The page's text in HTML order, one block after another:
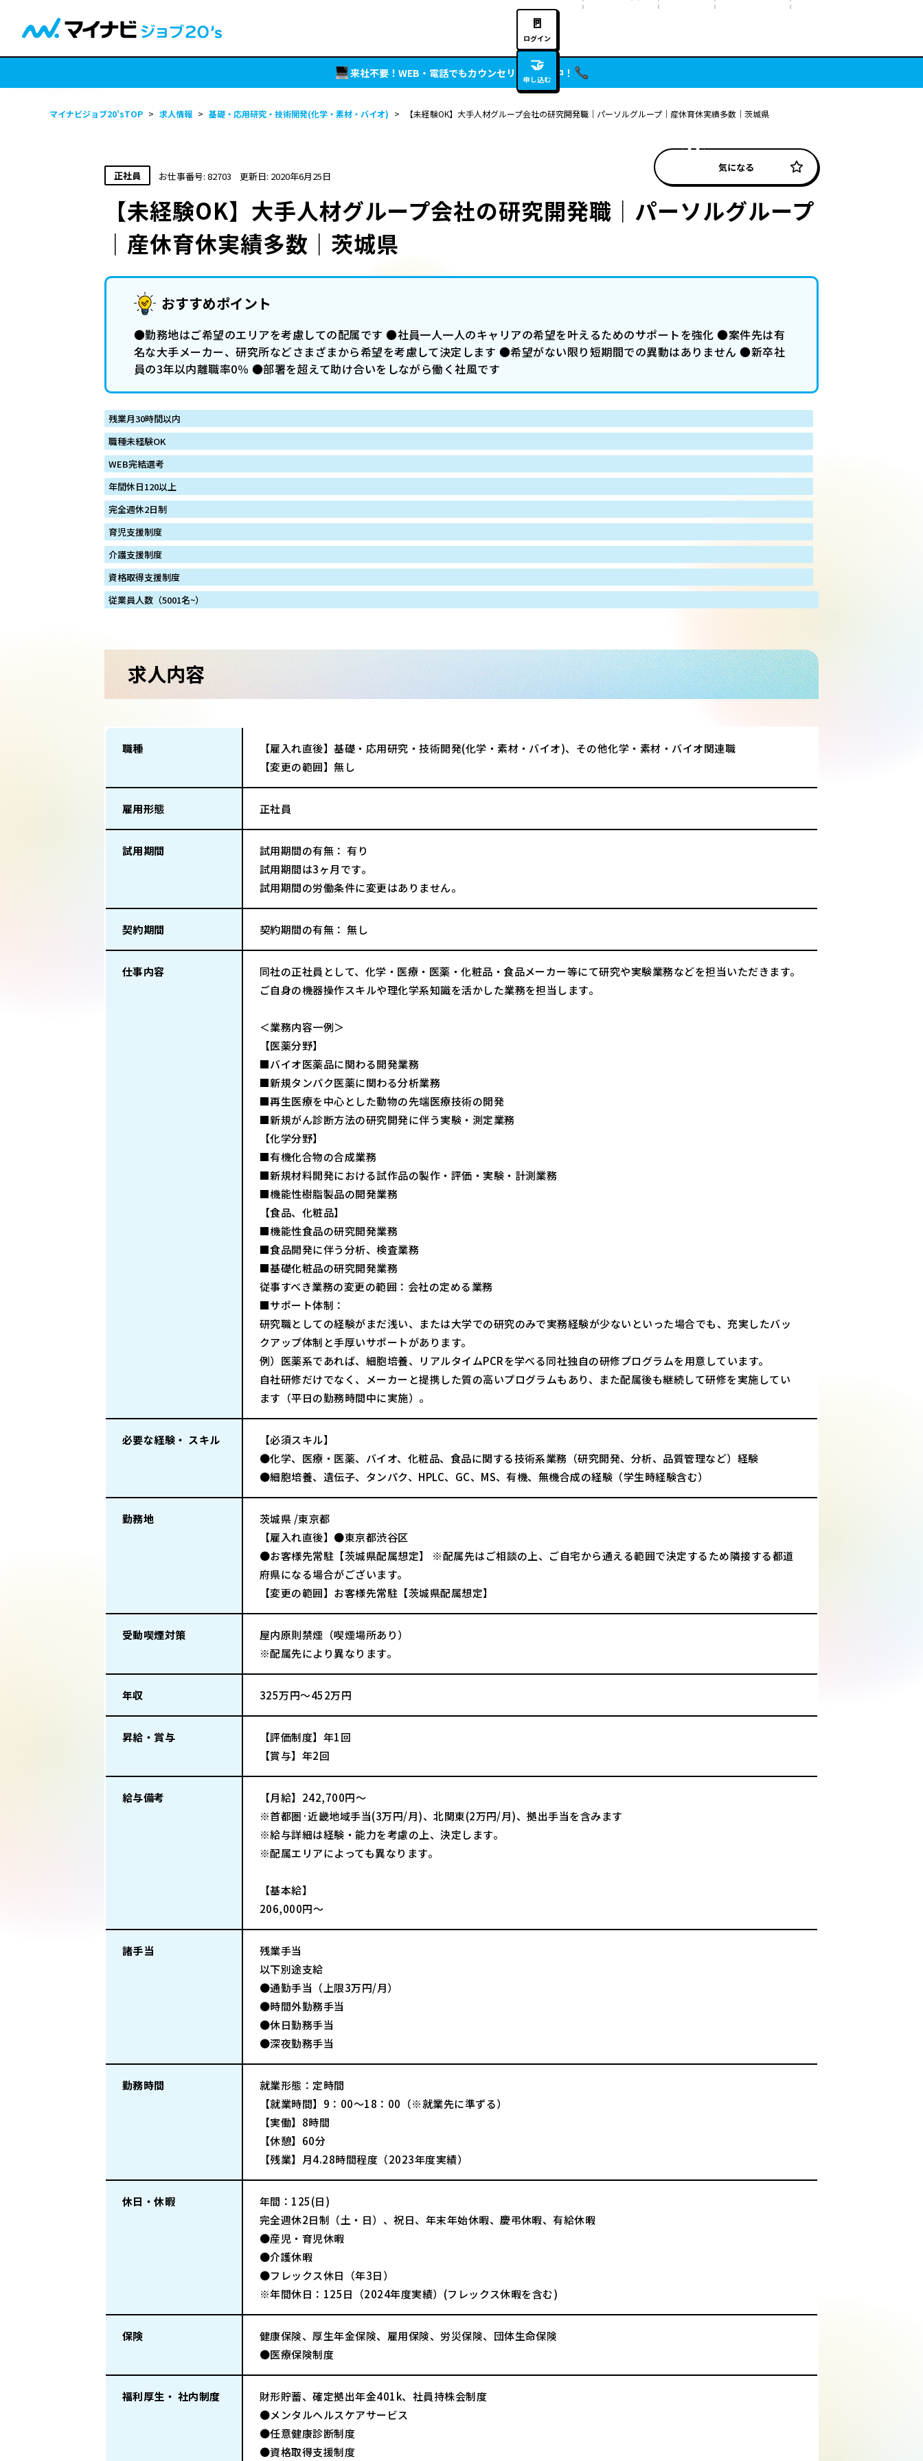
🚪
ログイン
🤝
申し込む
来社不要！WEB・電話でもカウンセリング実施中！
マイナビジョブ20’sTOP > 求人情報 > 基礎・応用研究・技術開発(化学・素材・バイオ) > 【未経験OK】大手人材グループ会社の研究開発職｜パーソルグループ｜産休育休実績多数｜茨城県
正社員 お仕事番号: 82703 更新日: 2020年6月25日
気になる
【未経験OK】大手人材グループ会社の研究開発職｜パーソルグループ
｜産休育休実績多数｜茨城県
おすすめポイント
●勤務地はご希望のエリアを考慮しての配属です ●社員一人一人のキャリアの希望を叶えるためのサポートを強化 ●案件先は有
名な大手メーカー、研究所などさまざまから希望を考慮して決定します ●希望がない限り短期間での異動はありません ●新卒社
員の3年以内離職率0％ ●部署を超えて助け合いをしながら働く社風です
残業月30時間以内
職種未経験OK
WEB完結選考
年間休日120以上
完全週休2日制
育児支援制度
介護支援制度
資格取得支援制度
従業員人数（5001名~）
求人内容
職種
【雇入れ直後】基礎・応用研究・技術開発(化学・素材・バイオ)、その他化学・素材・バイオ関連職
【変更の範囲】無し
雇用形態 正社員
試用期間
試用期間の有無： 有り
試用期間は3ヶ月です。
試用期間の労働条件に変更はありません。
契約期間 契約期間の有無： 無し
仕事内容
同社の正社員として、化学・医療・医薬・化粧品・食品メーカー等にて研究や実験業務などを担当いただきます。
ご自身の機器操作スキルや理化学系知識を活かした業務を担当します。
＜業務内容一例＞
【医薬分野】
■バイオ医薬品に関わる開発業務
■新規タンパク医薬に関わる分析業務
■再生医療を中心とした動物の先端医療技術の開発
■新規がん診断方法の研究開発に伴う実験・測定業務
【化学分野】
■有機化合物の合成業務
■新規材料開発における試作品の製作・評価・実験・計測業務
■機能性樹脂製品の開発業務
【食品、化粧品】
■機能性食品の研究開発業務
■食品開発に伴う分析、検査業務
■基礎化粧品の研究開発業務
従事すべき業務の変更の範囲：会社の定める業務
■サポート体制：
研究職としての経験がまだ浅い、または大学での研究のみで実務経験が少ないといった場合でも、充実したバッ
クアップ体制と手厚いサポートがあります。
例）医薬系であれば、細胞培養、リアルタイムPCRを学べる同社独自の研修プログラムを用意しています。
自社研修だけでなく、メーカーと提携した質の高いプログラムもあり、また配属後も継続して研修を実施してい
ます（平日の勤務時間中に実施）。
必要な経験・ スキル
【必須スキル】
●化学、医療・医薬、バイオ、化粧品、食品に関する技術系業務（研究開発、分析、品質管理など）経験
●細胞培養、遺伝子、タンパク、HPLC、GC、MS、有機、無機合成の経験（学生時経験含む）
勤務地
茨城県 /東京都
【雇入れ直後】●東京都渋谷区
●お客様先常駐【茨城県配属想定】 ※配属先はご相談の上、ご自宅から通える範囲で決定するため隣接する都道
府県になる場合がございます。
【変更の範囲】お客様先常駐【茨城県配属想定】
受動喫煙対策
屋内原則禁煙（喫煙場所あり）
※配属先により異なります。
年収 325万円～452万円
昇給・賞与
【評価制度】年1回
【賞与】年2回
給与備考
【月給】242,700円～
※首都圏·近畿地域手当(3万円/月)、北関東(2万円/月)、拠出手当を含みます
※給与詳細は経験・能力を考慮の上、決定します。
※配属エリアによっても異なります。
【基本給】
206,000円〜
諸手当
残業手当
以下別途支給
●通勤手当（上限3万円/月）
●時間外勤務手当
●休日勤務手当
●深夜勤務手当
勤務時間
就業形態：定時間
【就業時間】9：00～18：00（※就業先に準ずる）
【実働】8時間
【休憩】60分
【残業】月4.28時間程度（2023年度実績）
休日・休暇
年間：125(日)
完全週休2日制（土・日）、祝日、年末年始休暇、慶弔休暇、有給休暇
●産児・育児休暇
●介護休暇
●フレックス休日（年3日）
※年間休日：125日（2024年度実績）(フレックス休暇を含む)
保険
健康保険、厚生年金保険、雇用保険、労災保険、団体生命保険
●医療保険制度
福利厚生・ 社内制度
財形貯蓄、確定拠出年金401k、社員持株会制度
●メンタルヘルスケアサービス
●任意健康診断制度
●資格取得支援制度